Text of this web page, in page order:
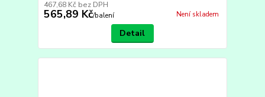
565,89 Kč/balení
467,68 Kč bez DPH
Není skladem
Detail